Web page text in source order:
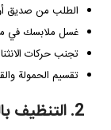
الطلب من صديق
غسل ملابسك في
تجنب حركات
تقسيم الحمولة
2. التنظيف بالمكنسة الكهربائية